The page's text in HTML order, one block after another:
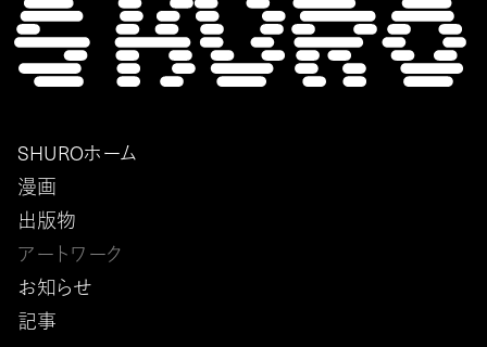
SHUROホーム
漫画
出版物
アートワーク
お知らせ
記事